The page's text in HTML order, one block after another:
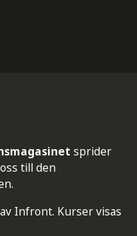
sprider
till den
Infront. Kurser visas